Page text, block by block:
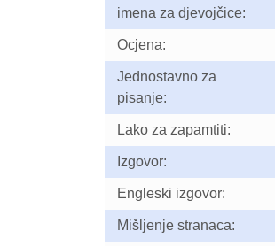
imena za djevojčice:
Ocjena:
Jednostavno za
pisanje:
Lako za zapamtiti:
Izgovor:
Engleski izgovor:
Mišljenje stranaca: